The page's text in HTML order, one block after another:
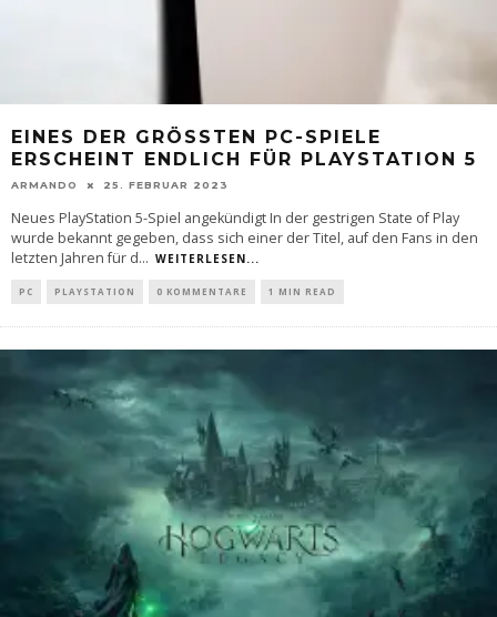
EINES DER GRÖSSTEN PC-SPIELE E
RSCHEINT ENDLICH FÜR PLAYSTATION 5
ARMANDO 25. FEBRUAR 2023
Neues PlayStation 5-Spiel angekündigt In der gestrigen State of Play
wurde bekannt gegeben, dass sich einer der Titel, auf den Fans in den
letzten Jahren für d... WEITERLESEN...
PC PLAYSTATION 0 KOMMENTARE 1 MIN READ